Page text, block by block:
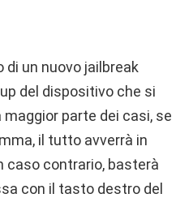
un nuovo jailbreak
del dispositivo che si
parte dei casi, se
il tutto avverrà in
caso contrario, basterà
con il tasto destro del